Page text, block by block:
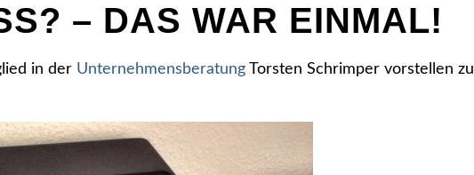
– DAS WAR EINMAL!
in der UnternehmensberatungTorsten Schrimper vorstellen zu